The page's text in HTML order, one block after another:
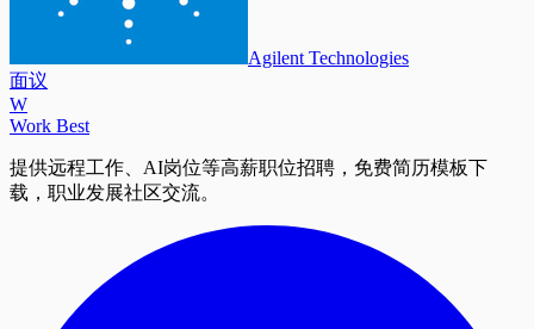
Agilent Technologies
面议
W
Work Best
提供远程工作、AI岗位等高薪职位招聘，免费简历模板下
载，职业发展社区交流。